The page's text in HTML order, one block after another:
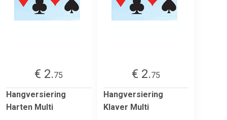
€ 2.75
Hangversiering
Harten Multi
€ 2.75
Hangversiering
Klaver Multi